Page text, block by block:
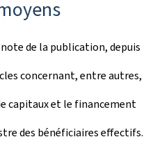
de la publication, depuis
concernant, entre autres,
capitaux et le financement
des bénéficiaires effectifs.